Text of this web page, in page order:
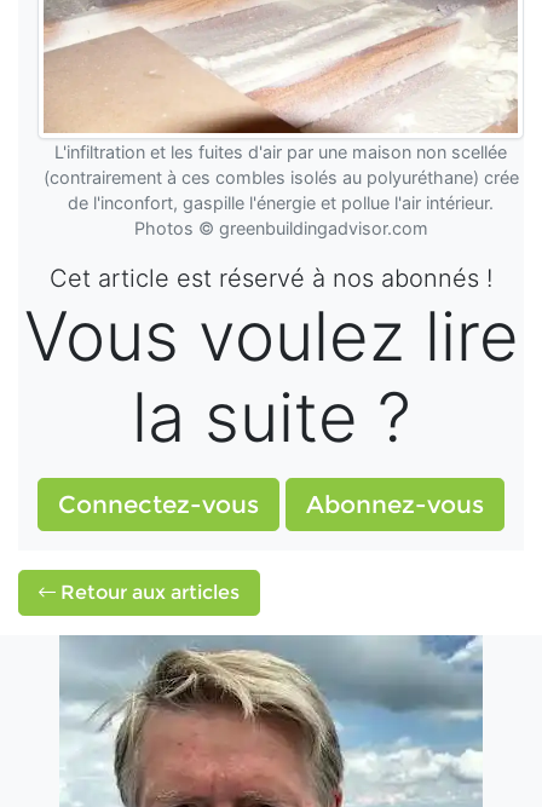
L'infiltration et les fuites d'air par une maison non scellée
(contrairement à ces combles isolés au polyuréthane) crée
de l'inconfort, gaspille l'énergie et pollue l'air intérieur.
Photos © greenbuildingadvisor.com
Cet article est réservé à nos abonnés !
Vous voulez lire
la suite ?
Connectez-vous Abonnez-vous
Retour aux articles